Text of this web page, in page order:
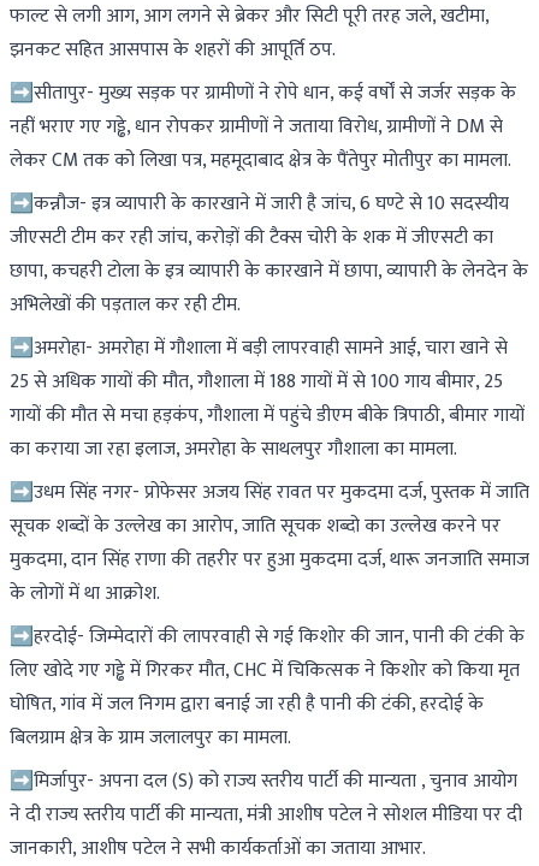
फाल्ट से लगी आग, आग लगने से ब्रेकर और सिटी पूरी तरह जले, खटीमा,
झनकट सहित आसपास के शहरों की आपूर्ति ठप.
➡सीतापुर- मुख्य सड़क पर ग्रामीणों ने रोपे धान, कई वर्षों से जर्जर सड़क के
नहीं भराए गए गड्ढे, धान रोपकर ग्रामीणों ने जताया विरोध, ग्रामीणों ने DM से
लेकर CM तक को लिखा पत्र, महमूदाबाद क्षेत्र के पैंतेपुर मोतीपुर का मामला.
➡कन्नौज- इत्र व्यापारी के कारखाने में जारी है जांच, 6 घण्टे से 10 सदस्यीय
जीएसटी टीम कर रही जांच, करोड़ों की टैक्स चोरी के शक में जीएसटी का
छापा, कचहरी टोला के इत्र व्यापारी के कारखाने में छापा, व्यापारी के लेनदेन के
अभिलेखों की पड़ताल कर रही टीम.
➡अमरोहा- अमरोहा में गौशाला में बड़ी लापरवाही सामने आई, चारा खाने से
25 से अधिक गायों की मौत, गौशाला में 188 गायों में से 100 गाय बीमार, 25
गायों की मौत से मचा हड़कंप, गौशाला में पहुंचे डीएम बीके त्रिपाठी, बीमार गायों
का कराया जा रहा इलाज, अमरोहा के साथलपुर गौशाला का मामला.
➡उधम सिंह नगर- प्रोफेसर अजय सिंह रावत पर मुकदमा दर्ज, पुस्तक में जाति
सूचक शब्दों के उल्लेख का आरोप, जाति सूचक शब्दो का उल्लेख करने पर
मुकदमा, दान सिंह राणा की तहरीर पर हुआ मुकदमा दर्ज, थारू जनजाति समाज
के लोगों में था आक्रोश.
➡हरदोई- जिम्मेदारों की लापरवाही से गई किशोर की जान, पानी की टंकी के
लिए खोदे गए गड्ढे में गिरकर मौत, CHC में चिकित्सक ने किशोर को किया मृत
घोषित, गांव में जल निगम द्वारा बनाई जा रही है पानी की टंकी, हरदोई के
बिलग्राम क्षेत्र के ग्राम जलालपुर का मामला.
➡मिर्जापुर- अपना दल (S) को राज्य स्तरीय पार्टी की मान्यता , चुनाव आयोग
ने दी राज्य स्तरीय पार्टी की मान्यता, मंत्री आशीष पटेल ने सोशल मीडिया पर दी
जानकारी, आशीष पटेल ने सभी कार्यकर्ताओं का जताया आभार.